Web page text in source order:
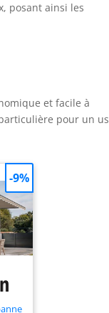
posant ainsi les
et facile à
pour un
-9%